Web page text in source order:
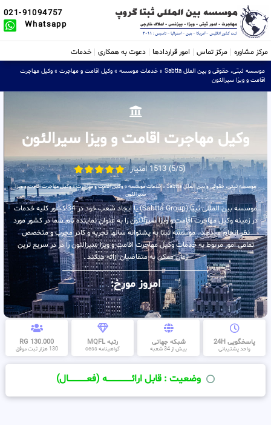
021-91094757
Whatsapp
مرکز مشاوره مرکز تماس امور قراردادها دعوت به همکاری خدمات
موسسه ثبتی، حقوقی و بین الملل Sabtta » خدمات موسسه » وکیل اقامت و مهاجرت » وکیل مهاجرت
اقامت و ویزا سیرالئون
وکیل مهاجرت اقامت و ویزا سیرالئون
(5/5) 1513 امتیاز
موسسه ثبتی، حقوقی و بین الملل Sabtta »خدمات موسسه»وکیل اقامت و مهاجرت»وکیل مهاجرت اقامت و ویزا
سیرالئون
موسسه بین المللی ثبتا (Sabtta Group) با ایجاد شعب خود در 34 کشور کلیه خدمات
در زمینه وکیل مهاجرت اقامت و ویزا سیرالئون را به عنوان نماینده تام شما در کشور مورد
نظر انجام میدهد . موسسه ثبتا به پشتوانه سالها تجربه و کادر مجرب و متخصص
تمامی امور مربوط به خدمات وکیل مهاجرت اقامت و ویزا سیرالئون را در در سریع ترین
زمان ممکن به متقاضیان ارائه میکند .
امروز مورخ:
پاسخگویی 24H
واحد پشتیبانی
شبکه جهانی
بیش از 34 شعبه
رتبه MQFL
گواهینامه cess
130.000 RG
130 هزار ثبت موفق
وضعیت : قابل ارائــــــــــــــــــــه (فعـــــــــــــــال)